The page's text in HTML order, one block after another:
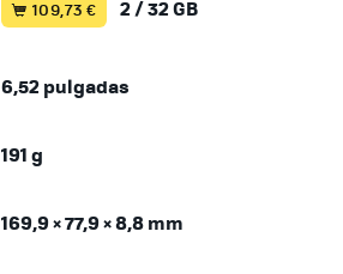
109,73 € 2 / 32 GB
6,52 pulgadas
191 g
169,9 × 77,9 × 8,8 mm